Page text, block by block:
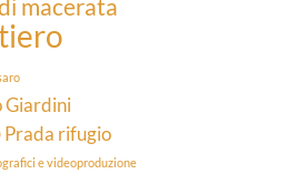
macerata
Giardini
Prada rifugio
e videoproduzione